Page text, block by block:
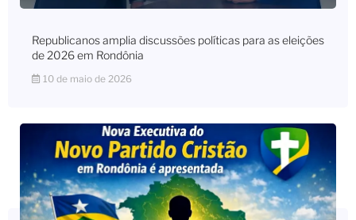
Republicanos amplia discussões políticas para as eleições
de 2026 em Rondônia
10 de maio de 2026